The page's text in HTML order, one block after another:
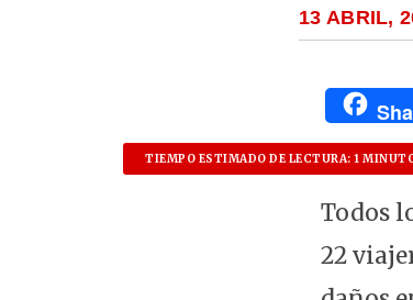
13 ABRIL,
TIEMPO ESTIMADO DE LECTURA: 1
Todos
22